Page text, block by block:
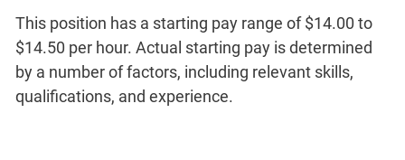
This position has a starting pay range of $14.00 to
$14.50 per hour. Actual starting pay is determined
by a number of factors, including relevant skills,
qualifications, and experience.